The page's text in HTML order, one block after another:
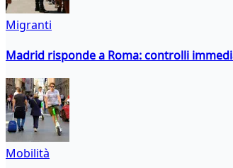
Migranti
Madrid risponde a Roma: controlli
Mobilità